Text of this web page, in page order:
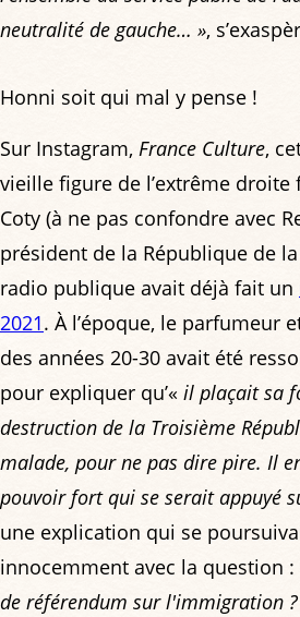
neutralité de gauche… »,
Honni soit qui mal y pense !
Sur Instagram, France Culture,
vieille figure de l’extrême droite
Coty (à ne pas confondre avec
président de la République de
radio publique avait déjà fait un
2021. À l’époque, le parfumeur
des années 20-30 avait été
pour expliquer qu’« il plaçait sa
destruction de la Troisième
malade, pour ne pas dire pire. Il
pouvoir fort qui se serait appuyé
une explication qui se
innocemment avec la question
de référendum sur l'immigration ?